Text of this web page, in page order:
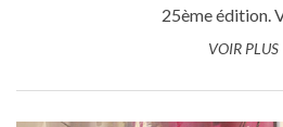
25ème édition.
VOIR PLUS